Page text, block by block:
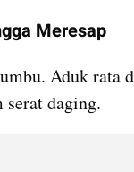
Meresap
Aduk rata
serat daging.